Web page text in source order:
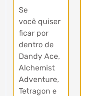
Se
você quiser
ficar por
dentro de
Dandy Ace,
Alchemist
Adventure,
Tetragon e